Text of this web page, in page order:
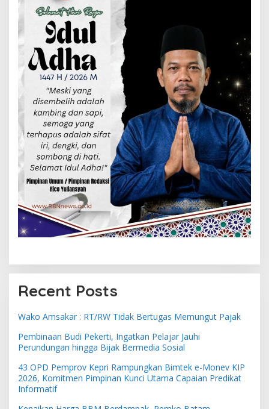
Recent Posts
Wako Amsakar : RT/RW Tidak Bertugas Memungut Pajak
Pembinaan Budi Pekerti, Ingatkan Pelajar Jauhi
Perundungan hingga Bijak Bermedia Sosial
43 OPD Pemprov Kepri Rampungkan Bimtek e-Monev KIP
2026, Komitmen Pimpinan Kunci Utama Capaian Predikat
Informatif